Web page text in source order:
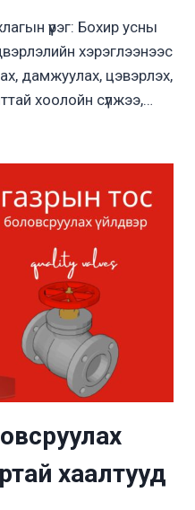
үүрэг: Бохир усны
хэрэглээнээс
дамжуулах, цэвэрлэх,
хоолойн сүлжээ,…
хаалтууд